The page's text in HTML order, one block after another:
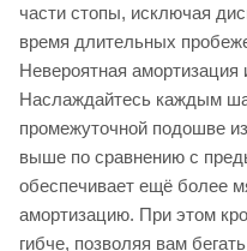
части стопы, исключая
время длительных
Невероятная амортизация
Наслаждайтесь каждым
промежуточной подошве
выше по сравнению с
обеспечивает ещё более
амортизацию. При этом
гибче, позволяя вам